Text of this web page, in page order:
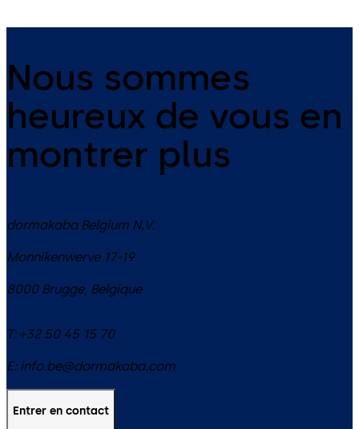
Nous sommes
heureux de vous en
montrer plus
dormakaba Belgium N.V.
Monnikenwerve 17-19
8000 Brugge, Belgique
T: +32 50 45 15 70
E: info.be@dormakaba.com
Entrer en contact